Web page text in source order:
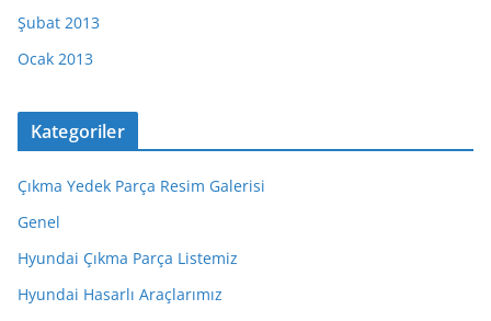
Şubat 2013
Ocak 2013
Kategoriler
Çıkma Yedek Parça Resim Galerisi
Genel
Hyundai Çıkma Parça Listemiz
Hyundai Hasarlı Araçlarımız